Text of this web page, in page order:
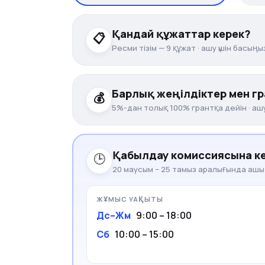
📋 Қандай құжаттар керек?
Ресми тізім — 9 құжат · ашу үшін
1 Жеке басын куәландыратын құжат
2 Білім туралы құжат (түпнұсқа)—
3 6 фото, өлшемі 3×4 см.
4 Медициналық анықтама, 075-У
5 Денсаулық паспорты(немесе 063
6 ҰБТ сертификаты— Ұлттық бірыңғай
Тіркеу куәлігі
Баланың туу туралы куәлігінің
ЭЦҚ кілті тасығышта (телефон,
💰 Барлық жеңілдіктер мен
5%-дан толық 100% грантқа дейін ·
ҰБТ ұпайы 90–109
(халықаралық)
🕒 Қабылдау комиссиясына
20 маусым – 25 тамыз аралығында
ЖҰМЫС УАҚЫТЫ
Дс–Жм 9:00 – 18:00
Сб 10:00 – 15:00